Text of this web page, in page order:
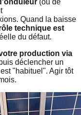
Quand la baisse
technique est
du défaut.
production via
déclencher un
"habituel". Agir tôt